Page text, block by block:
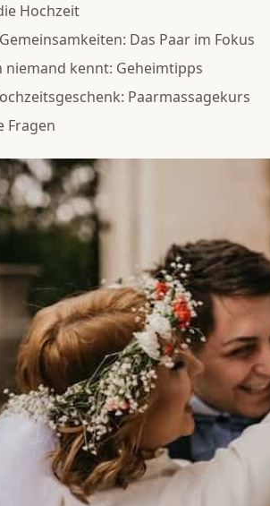
Hochzeit
Das Paar im Fokus
niemand kennt: Geheimtipps
Paarmassagekurs
Fragen